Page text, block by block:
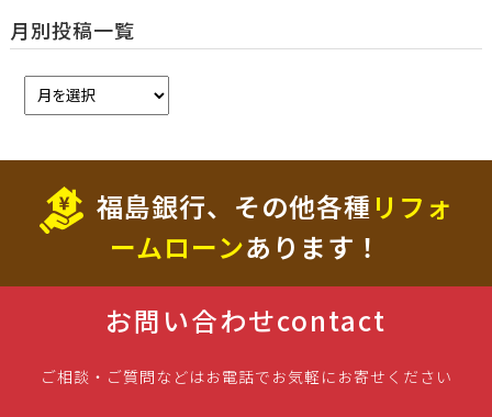
月別投稿一覧
福島銀行、その他各種 リフォ
ームローンあります！
お問い合わせcontact
ご相談・ご質問などはお電話でお気軽にお寄せください